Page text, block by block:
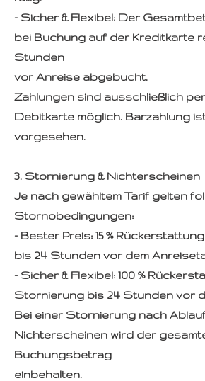
- Sicher & Flexibel: Der
bei Buchung auf der Kreditkarte
Stunden
vor Anreise abgebucht.
Zahlungen sind ausschließlich
Debitkarte möglich. Barzahlung
vorgesehen.
3. Stornierung & Nichterscheinen
Je nach gewähltem Tarif gelten
Stornobedingungen:
- Bester Preis: 15 %
bis 24 Stunden vor dem
- Sicher & Flexibel: 100 %
Stornierung bis 24 Stunden vor
Bei einer Stornierung nach
Nichterscheinen wird der
Buchungsbetrag
einbehalten.